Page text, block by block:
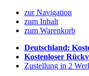
zur Navigation
zum Inhalt
zum Warenkorb
Deutschland:
Kostenloser
Zustellung in 2